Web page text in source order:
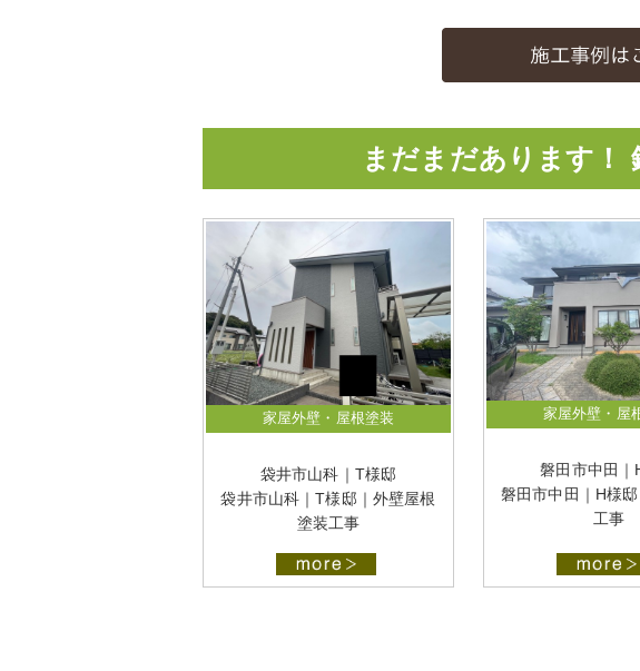
まだまだあります！
家屋外壁・屋根塗装
袋井市山科｜T様邸
袋井市山科｜T様邸｜外壁屋根
塗装工事
家屋外壁・屋
磐田市中田｜
磐田市中田｜H様
工事